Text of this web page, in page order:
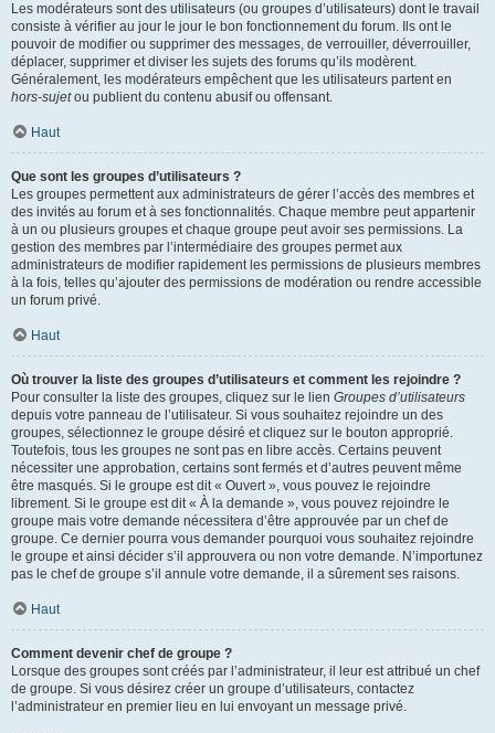
Les modérateurs sont des utilisateurs (ou groupes d’utilisateurs) dont le travail
consiste à vérifier au jour le jour le bon fonctionnement du forum. Ils ont le
pouvoir de modifier ou supprimer des messages, de verrouiller, déverrouiller,
déplacer, supprimer et diviser les sujets des forums qu’ils modèrent.
Généralement, les modérateurs empêchent que les utilisateurs partent en
hors-sujetou publient du contenu abusif ou offensant.
Haut
Que sont les groupes d’utilisateurs ?
Les groupes permettent aux administrateurs de gérer l’accès des membres et
des invités au forum et à ses fonctionnalités. Chaque membre peut appartenir
à un ou plusieurs groupes et chaque groupe peut avoir ses permissions. La
gestion des membres par l’intermédiaire des groupes permet aux
administrateurs de modifier rapidement les permissions de plusieurs membres
à la fois, telles qu’ajouter des permissions de modération ou rendre accessible
un forum privé.
Haut
Où trouver la liste des groupes d’utilisateurs et comment les rejoindre ?
Pour consulter la liste des groupes, cliquez sur le lien Groupes d’utilisateurs
depuis votre panneau de l’utilisateur. Si vous souhaitez rejoindre un des
groupes, sélectionnez le groupe désiré et cliquez sur le bouton approprié.
Toutefois, tous les groupes ne sont pas en libre accès. Certains peuvent
nécessiter une approbation, certains sont fermés et d’autres peuvent même
être masqués. Si le groupe est dit « Ouvert », vous pouvez le rejoindre
librement. Si le groupe est dit « À la demande », vous pouvez rejoindre le
groupe mais votre demande nécessitera d’être approuvée par un chef de
groupe. Ce dernier pourra vous demander pourquoi vous souhaitez rejoindre
le groupe et ainsi décider s’il approuvera ou non votre demande. N’importunez
pas le chef de groupe s’il annule votre demande, il a sûrement ses raisons.
Haut
Comment devenir chef de groupe ?
Lorsque des groupes sont créés par l’administrateur, il leur est attribué un chef
de groupe. Si vous désirez créer un groupe d’utilisateurs, contactez
l’administrateur en premier lieu en lui envoyant un message privé.